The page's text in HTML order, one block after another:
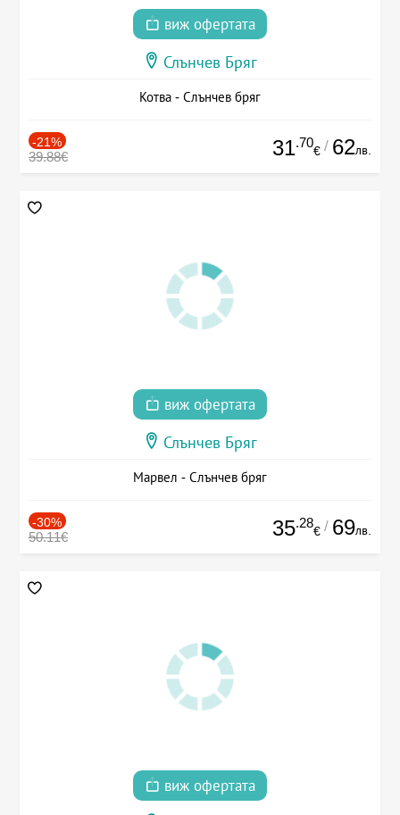
виж офертата
Слънчев Бряг
Котва - Слънчев бряг
-21%
39.88€ 31.70
€ / 62лв.
виж офертата
Слънчев Бряг
Марвел - Слънчев бряг
-30%
50.11€ 35.28
€ / 69лв.
виж офертата